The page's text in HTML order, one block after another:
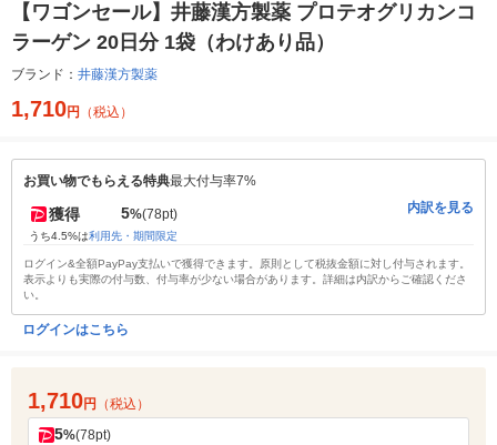
【ワゴンセール】井藤漢方製薬 プロテオグリカンコ
ラーゲン 20日分 1袋（わけあり品）
ブランド： 井藤漢方製薬
1,710円 （税込）
お買い物でもらえる特典最大付与率7%
獲得 5%(78pt)
うち4.5%は利用先・期間限定
内訳を見る
ログイン&全額PayPay支払いで獲得できます。原則として税抜金額に対し付与されます。
表示よりも実際の付与数、付与率が少ない場合があります。詳細は内訳からご確認くださ
い。
ログインはこちら
1,710円 （税込）
5%(78pt)